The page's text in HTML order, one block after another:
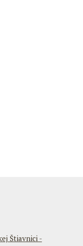
Štiavnici -